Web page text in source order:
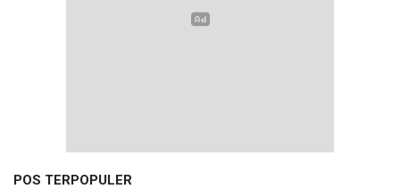
POS TERPOPULER